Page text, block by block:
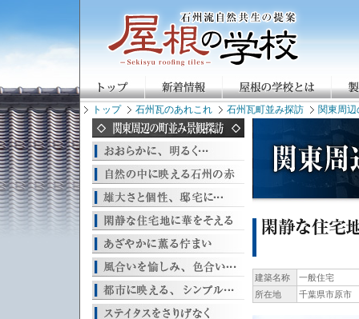
トップ 石州瓦のあれこれ 石州瓦町並み探訪 関東周
建築名称
一般住宅
所在地
千葉県市原市